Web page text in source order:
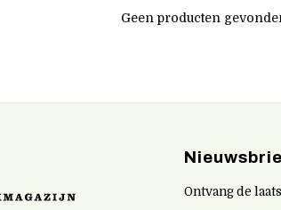
Geen producten
Ontvang de